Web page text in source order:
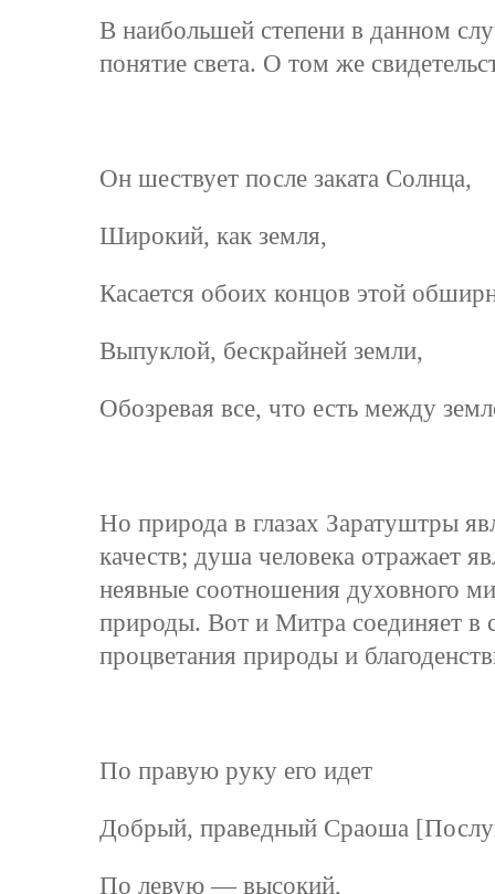
В наибольшей степени в данном
понятие света. О том же
Он шествует после заката Солнца,
Широкий, как земля,
Касается обоих концов этой
Выпуклой, бескрайней земли,
Обозревая все, что есть между
Но природа в глазах Заратуштры
качеств; душа человека отражает
неявные соотношения духовного
природы. Вот и Митра соединяет в
процветания природы и
По правую руку его идет
Добрый, праведный Сраоша
По левую — высокий,